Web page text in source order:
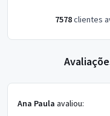
7578clientes
Ana Paula avaliou: